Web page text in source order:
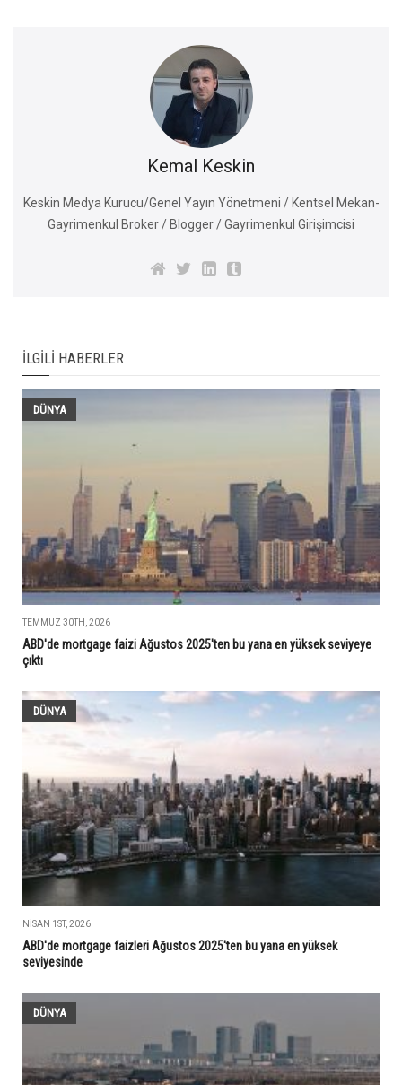
Kemal Keskin
Keskin Medya Kurucu/Genel Yayın Yönetmeni / Kentsel Mekan-
Gayrimenkul Broker / Blogger / Gayrimenkul Girişimcisi
İLGILI HABERLER
DÜNYA
TEMMUZ 30TH, 2026
ABD'de mortgage faizi Ağustos 2025'ten bu yana en yüksek seviyeye
çıktı
DÜNYA
NISAN 1ST, 2026
ABD'de mortgage faizleri Ağustos 2025'ten bu yana en yüksek
seviyesinde
DÜNYA